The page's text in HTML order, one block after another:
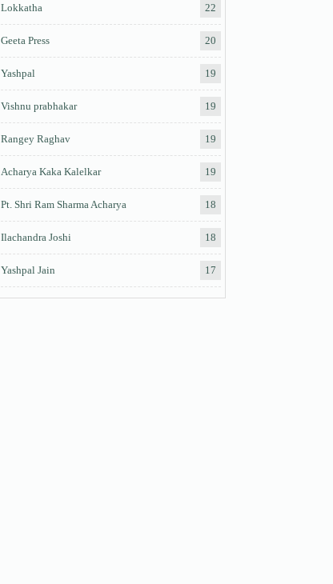
Lokkatha 22
Geeta Press 20
Yashpal 19
Vishnu prabhakar 19
Rangey Raghav 19
Acharya Kaka Kalelkar 19
Pt. Shri Ram Sharma Acharya 18
Ilachandra Joshi 18
Yashpal Jain 17